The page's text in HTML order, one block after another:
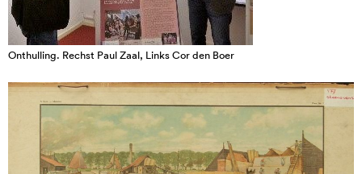
Onthulling. Rechst Paul Zaal, Links Cor den Boer